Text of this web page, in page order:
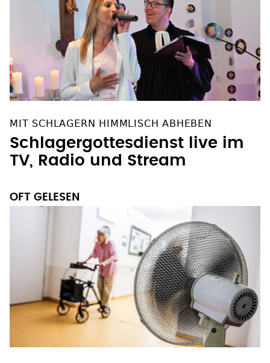
MIT SCHLAGERN HIMMLISCH ABHEBEN
Schlagergottesdienst live im
TV, Radio und Stream
OFT GELESEN